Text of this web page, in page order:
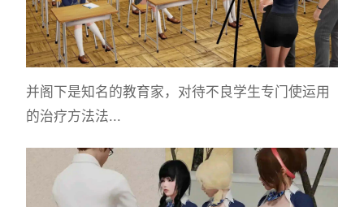
并阁下是知名的教育家，对待不良学生专门使运用
的治疗方法法...